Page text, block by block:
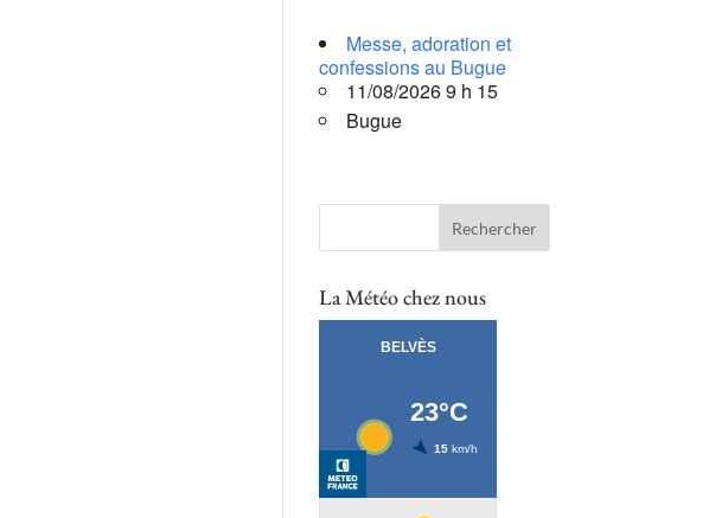
Messe, adoration et
confessions au Bugue
11/08/2026 9 h 15
Bugue
La Météo chez nous